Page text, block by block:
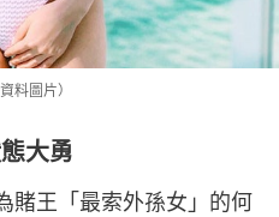
料圖片）
大勇
賭王「最索外孫女」的何